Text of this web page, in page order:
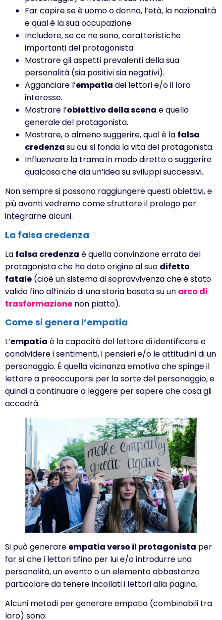
Far capire se è uomo o donna, l’età, la nazionalità
e qual è la sua occupazione.
Includere, se ce ne sono, caratteristiche
importanti del protagonista.
Mostrare gli aspetti prevalenti della sua
personalità (sia positivi sia negativi).
Agganciare l’empatia dei lettori e/o il loro
interesse.
Mostrare l’obiettivo della scena e quello
generale del protagonista.
Mostrare, o almeno suggerire, qual è la falsa
credenzasu cui si fonda la vita del protagonista.
Influenzare la trama in modo diretto o suggerire
qualcosa che dia un’idea su sviluppi successivi.
Non sempre si possono raggiungere questi obiettivi, e
più avanti vedremo come sfruttare il prologo per
integrarne alcuni.
La falsa credenza
La falsa credenza è quella convinzione errata del
protagonista che ha dato origine al suo difetto
fatale (cioè un sistema di sopravvivenza che è stato
valido fino all’inizio di una storia basata su un arco di
trasformazione non piatto).
Come si genera l’empatia
L’empatia è la capacità del lettore di identificarsi e
condividere i sentimenti, i pensieri e/o le attitudini di un
personaggio. È quella vicinanza emotiva che spinge il
lettore a preoccuparsi per la sorte del personaggio, e
quindi a continuare a leggere per sapere che cosa gli
accadrà.
Si può generare empatia verso il protagonista per
far sì che i lettori tifino per lui e/o introdurre una
personalità, un evento o un elemento abbastanza
particolare da tenere incollati i lettori alla pagina.
Alcuni metodi per generare empatia (combinabili tra
loro) sono: